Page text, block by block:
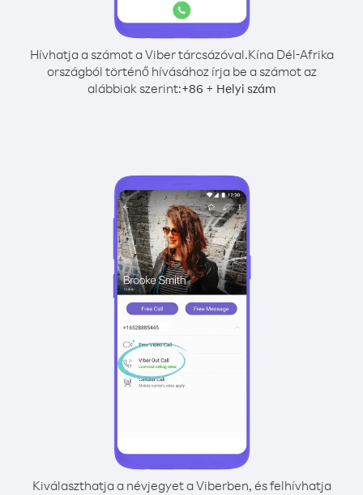
Hívhatja a számot a Viber tárcsázóval.Kína Dél-Afrika
országból történő hívásához írja be a számot az
alábbiak szerint:+86 + Helyi szám
Kiválaszthatja a névjegyet a Viberben, és felhívhatja